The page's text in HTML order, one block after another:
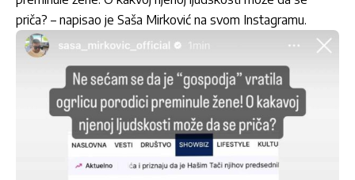
priča? – napisao je Saša Mirković na svom Instagramu.